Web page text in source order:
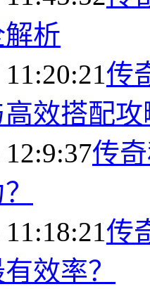
析
传
效搭配攻
传
传
效率？